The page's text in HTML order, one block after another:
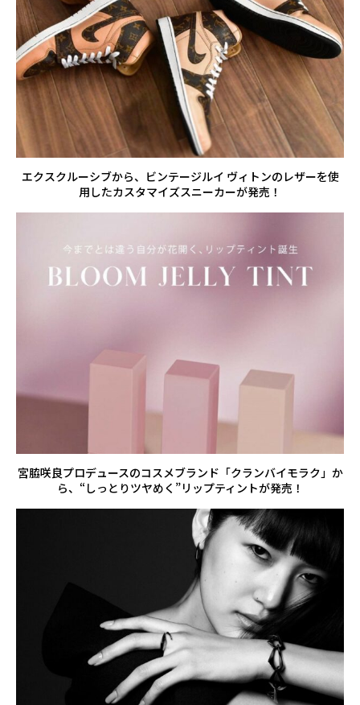
エクスクルーシブから、ビンテージルイ ヴィトンのレザーを使
用したカスタマイズスニーカーが発売！
宮脇咲良プロデュースのコスメブランド「クランバイモラク」か
ら、“しっとりツヤめく”リップティントが発売！